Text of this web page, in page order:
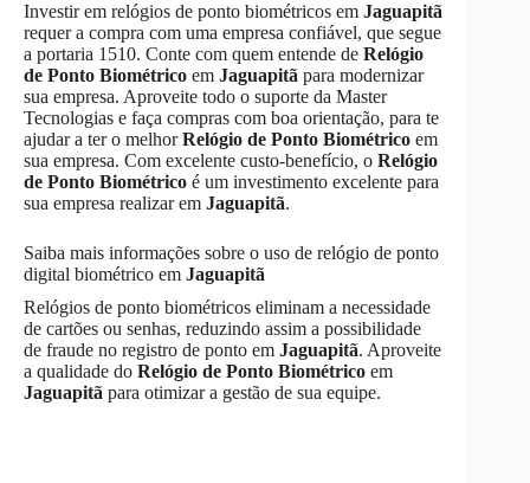
Investir em relógios de ponto biométricos em Jaguapitã
requer a compra com uma empresa confiável, que segue
a portaria 1510. Conte com quem entende de Relógio
de Ponto Biométrico em Jaguapitã para modernizar
sua empresa. Aproveite todo o suporte da Master
Tecnologias e faça compras com boa orientação, para te
ajudar a ter o melhorRelógio de Ponto Biométrico em
sua empresa. Com excelente custo-benefício, o Relógio
de Ponto Biométrico é um investimento excelente para
sua empresa realizar em Jaguapitã.
Saiba mais informações sobre o uso de relógio de ponto
digital biométrico em Jaguapitã
Relógios de ponto biométricos eliminam a necessidade
de cartões ou senhas, reduzindo assim a possibilidade
de fraude no registro de ponto em Jaguapitã. Aproveite
a qualidade do Relógio de Ponto Biométrico em
Jaguapitã para otimizar a gestão de sua equipe.